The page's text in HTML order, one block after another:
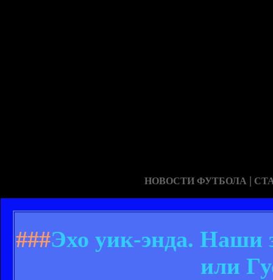
НОВОСТИ ФУТБОЛА |
###Эхо уик-энда. Наши
или